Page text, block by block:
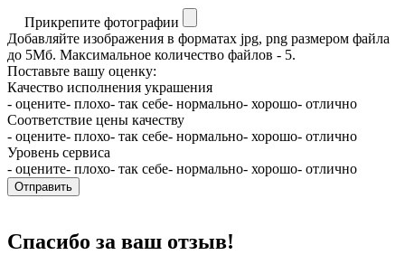
Прикрепите фотографии
Добавляйте изображения в форматах jpg, png размером файла
до 5Мб. Максимальное количество файлов - 5.
Поставьте вашу оценку:
Качество исполнения украшения
- оцените- плохо- так себе- нормально- хорошо- отлично
Соответствие цены качеству
- оцените- плохо- так себе- нормально- хорошо- отлично
Уровень сервиса
- оцените- плохо- так себе- нормально- хорошо- отлично
Отправить
Спасибо за ваш отзыв!